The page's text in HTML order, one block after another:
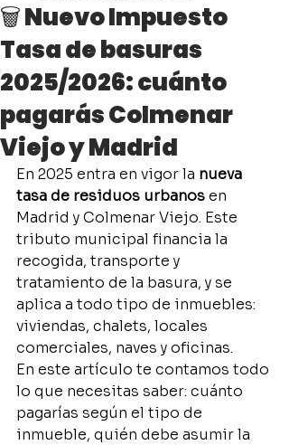
🗑️ Nuevo Impuesto
Tasa de basuras
2025/2026: cuánto
pagarás Colmenar
Viejo y Madrid
En 2025 entra en vigor la nueva
tasa de residuos urbanos en
Madrid y Colmenar Viejo. Este
tributo municipal financia la
recogida, transporte y
tratamiento de la basura, y se
aplica a todo tipo de inmuebles:
viviendas, chalets, locales
comerciales, naves y oficinas.
En este artículo te contamos todo
lo que necesitas saber: cuánto
pagarías según el tipo de
inmueble, quién debe asumir la